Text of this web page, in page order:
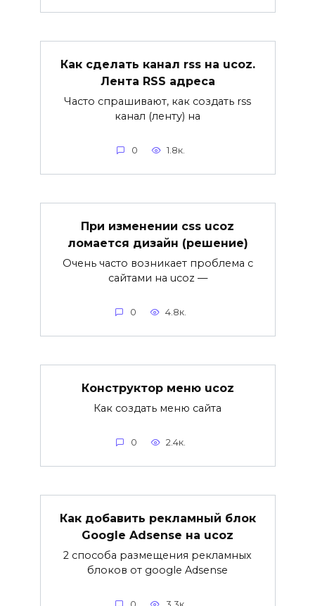
Как сделать канал rss на ucoz.
Лента RSS адреса
Часто спрашивают, как создать rss
канал (ленту) на
0 1.8к.
При изменении css ucoz
ломается дизайн (решение)
Очень часто возникает проблема с
сайтами на ucoz —
0 4.8к.
Конструктор меню ucoz
Как создать меню сайта
0 2.4к.
Как добавить рекламный блок
Google Adsense на ucoz
2 способа размещения рекламных
блоков от google Adsense